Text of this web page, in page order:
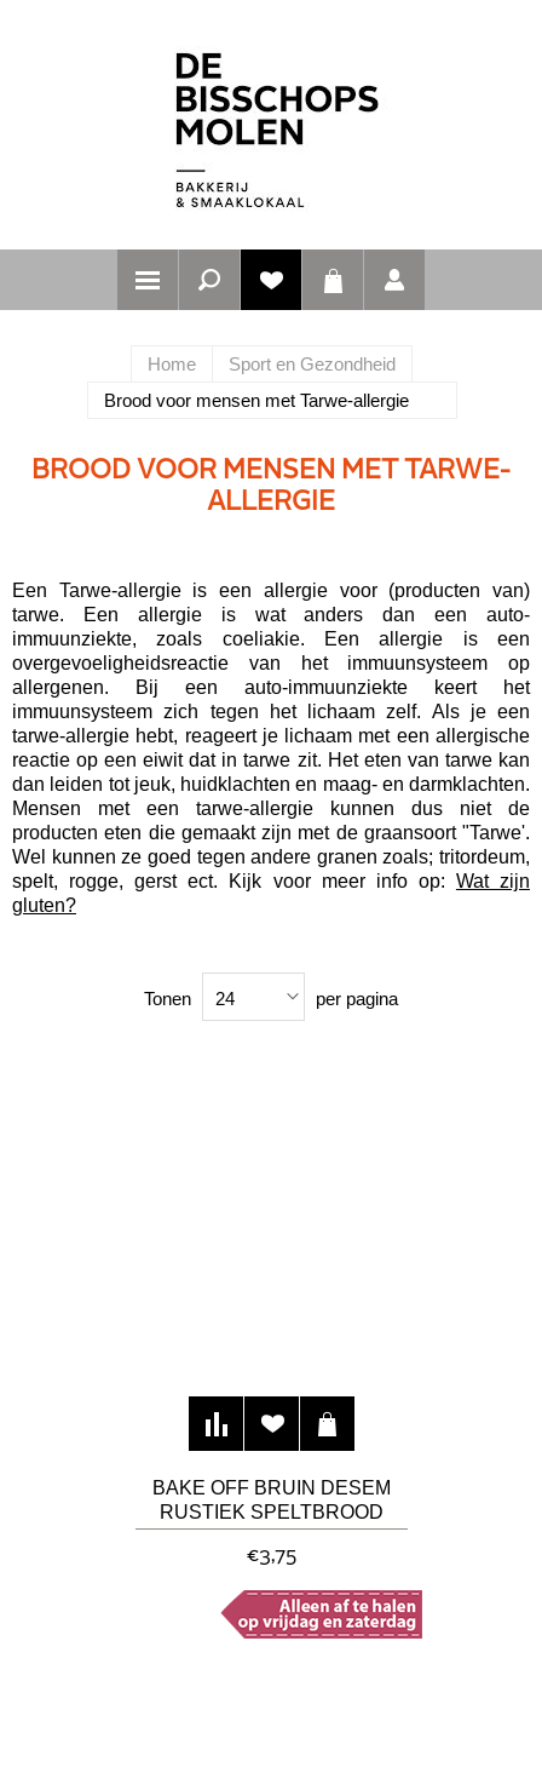
Home
Sport en Gezondheid
Brood voor mensen met Tarwe-allergie
BROOD VOOR MENSEN MET TARWE-
ALLERGIE
Een Tarwe-allergie is een allergie voor (producten van)
tarwe. Een allergie is wat anders dan een auto-
immuunziekte, zoals coeliakie. Een allergie is een
overgevoeligheidsreactie van het immuunsysteem op
allergenen. Bij een auto-immuunziekte keert het
immuunsysteem zich tegen het lichaam zelf. Als je een
tarwe-allergie hebt, reageert je lichaam met een allergische
reactie op een eiwit dat in tarwe zit. Het eten van tarwe kan
dan leiden tot jeuk, huidklachten en maag- en darmklachten.
Mensen met een tarwe-allergie kunnen dus niet de
producten eten die gemaakt zijn met de graansoort "Tarwe'.
Wel kunnen ze goed tegen andere granen zoals; tritordeum,
spelt, rogge, gerst ect. Kijk voor meer info op: Wat zijn
gluten?
Tonen 24 per pagina
BAKE OFF BRUIN DESEM
RUSTIEK SPELTBROOD
€3,75